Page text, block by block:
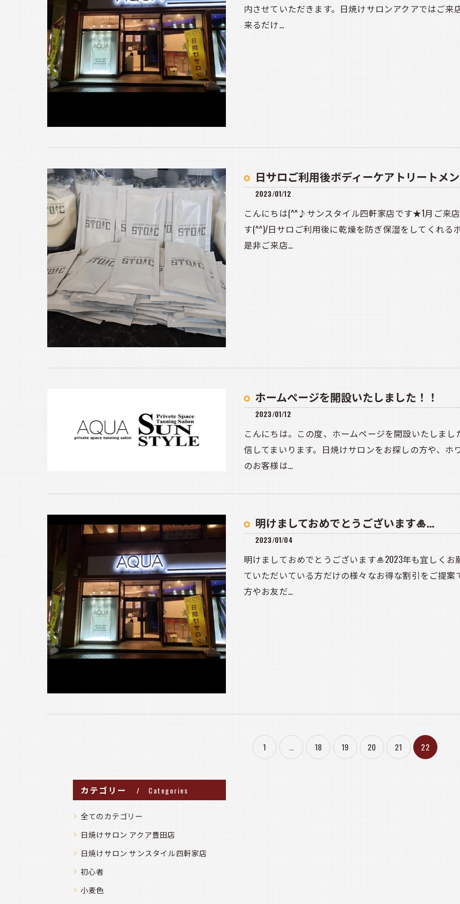
内させていただきます。日焼けサロンアクアではご
来るだけ…
日サロご利用後ボディーケアトリートメ
2023/01/12
こんにちは(^^♪サンスタイル四軒家店です★1月ご来
す(^^)/日サロご利用後に乾燥を防ぎ保湿をしてくれ
是非ご来店…
ホームページを開設いたしました！！
2023/01/12
こんにちは。この度、ホームページを開設いたしま
信してまいります。日焼けサロンをお探しの方や、
のお客様は…
明けましておめでとうございます🎍...
2023/01/04
明けましておめでとうございます🎍2023年も宜しく
ていただいている方だけの様々なお得な割引をご提
方やお友だ…
1 ... 18 19 20 21 22
カテゴリー Categories
全てのカテゴリー
日焼けサロン アクア豊田店
日焼けサロン サンスタイル四軒家店
初心者
小麦色